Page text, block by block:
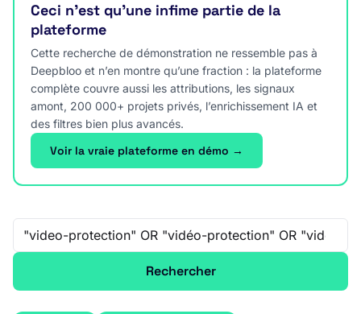
Ceci n’est qu’une infime partie de la
plateforme
Cette recherche de démonstration ne ressemble pas à
Deepbloo et n’en montre qu’une fraction : la plateforme
complète couvre aussi les attributions, les signaux
amont, 200 000+ projets privés, l’enrichissement IA et
des filtres bien plus avancés.
Voir la vraie plateforme en démo →
Recherche libre
Rechercher